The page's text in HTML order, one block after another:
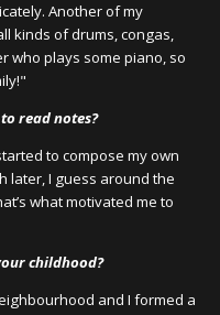
Another of my
kinds of drums, congas,
who plays some piano, so
read notes?
to compose my own
later, I guess around the
what motivated me to
childhood?
and I formed a